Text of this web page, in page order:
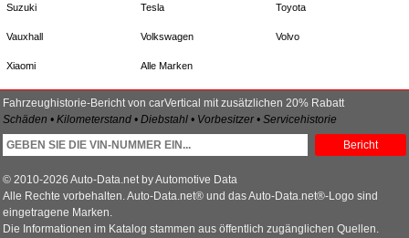
Suzuki Tesla Toyota
Vauxhall Volkswagen Volvo
Xiaomi Alle Marken
Fahrzeughistorie-Bericht von carVertical mit zusätzlichen 20% Rabatt
Schäden • Kilometerstand • Diebstahl • Vorbesitzer • Servicehistorie
Bericht
© 2010-2026 Auto-Data.net by Automotive Data
Alle Rechte vorbehalten. Auto-Data.net® und das Auto-Data.net®-Logo sind
eingetragene Marken.
Die Informationen im Katalog stammen aus öffentlich zugänglichen Quellen.